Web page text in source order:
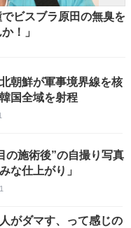
ビスブラ原田の無臭を
！」
朝鮮が軍事境界線を核
国全域を射程
の施術後”の自撮り写真
な仕上がり」
がダマす、って感じの